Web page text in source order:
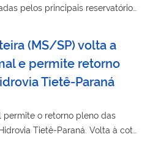
pelos principais reservatórios
e Tocantins.
(MS/SP) volta a
e permite retorno
Tietê-Paraná
permite o retorno pleno das
Tietê-Paraná. Volta à cota